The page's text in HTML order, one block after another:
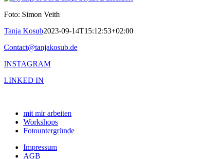
Foto: Simon Veith
Tanja Kosub2023-09-14T15:12:53+02:00
Contact@tanjakosub.de
INSTAGRAM
LINKED IN
mit mir arbeiten
Workshops
Fotountergründe
Impressum
AGB